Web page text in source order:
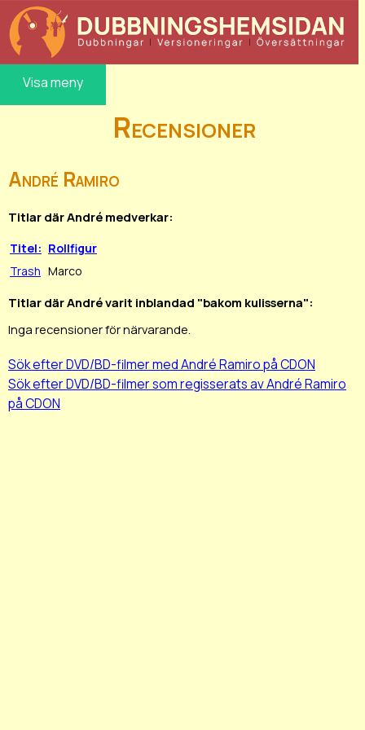
Visa meny
Recensioner
André Ramiro
Titlar där André medverkar:
Titel: Rollfigur
Trash Marco
Titlar där André varit inblandad "bakom kulisserna":
Inga recensioner för närvarande.
Sök efter DVD/BD-filmer med André Ramiro på CDON
Sök efter DVD/BD-filmer som regisserats av André Ramiro
på CDON